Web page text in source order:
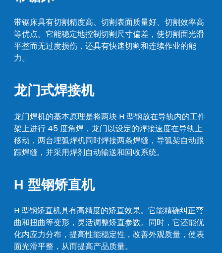
带锯床具有切割精度高、切割表面质量好、切割效率高
等优点。它能稳定地控制切割尺寸偏差，使切割面光滑
平整而无过度损伤，还具有快速切割和连续作业的能
力。
龙门式焊接机
龙门焊机的基本原理是将两块 H 型钢放在导轨内的工件
架上进行 45 度角焊，龙门以设定的焊接速度在导轨上
移动，两台埋弧焊机同时焊接两条焊缝，导弧架自动跟
踪焊缝，并采用焊剂自动输送和回收系统。
H 型钢矫直机
H 型钢矫直机具有高精度的矫直效果。它能精确纠正弯
曲和扭曲等变形，灵活调整矫直参数。同时，它还能优
化内应力分布，提高性能稳定性，改善外观质量，使表
面光滑平整，从而提高产品质量。